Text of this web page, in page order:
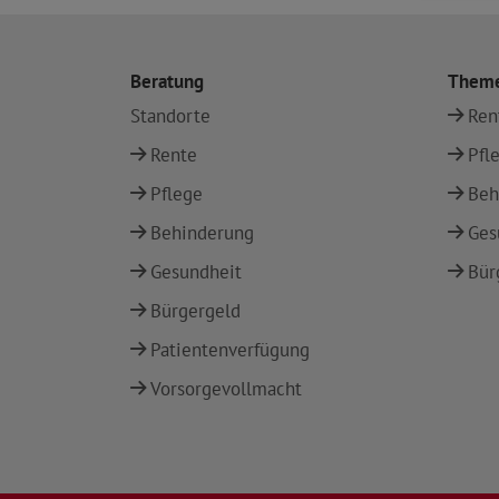
Beratung
Standorte
Rente
Pflege
Behinderung
Gesundheit
Bürgergeld
Patientenverfügung
Vorsorgevollmacht